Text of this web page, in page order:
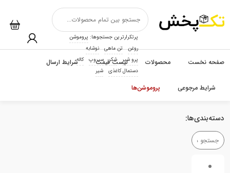
پرتکرارترین جستجوها: پروموشن
روغن
تن ماهی
نوشابه
پرو شیر
شکر سیروپ
کاله
دستمال کاغذی
شیر
صفحه نخست محصولات لیست قیمت شرایط ارسال
شرایط مرجوعی پروموشن‌ها
دسته‌بندی‌ها: